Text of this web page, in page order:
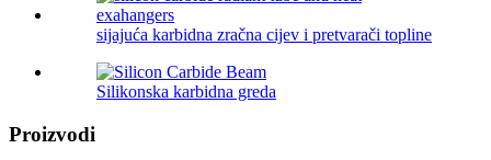
sijajuća karbidna zračna cijev i pretvarači topline
Silikonska karbidna greda
Proizvodi